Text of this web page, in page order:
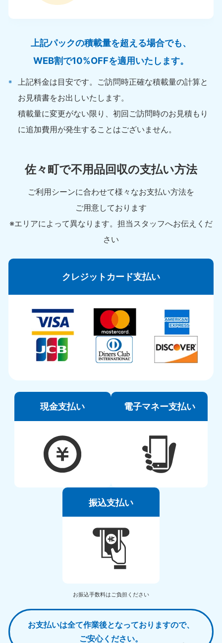
上記パックの積載量を超える場合でも、
WEB割で10%OFFを適用いたします。
上記料金は目安です。ご訪問時正確な積載量の計算と
お見積書をお出しいたします。
積載量に変更がない限り、初回ご訪問時のお見積もり
に追加費用が発生することはございません。
佐々町で不用品回収の支払い方法
ご利用シーンに合わせて様々なお支払い方法を
ご用意しております
※エリアによって異なります。担当スタッフへお伝えくだ
さい
クレジットカード支払い
現金支払い 電子マネー支払い
振込支払い
お振込手数料はご負担ください
お支払いは全て作業後となっておりますので、
ご安心ください。